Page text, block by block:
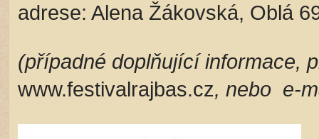
adrese: Alena Žákovská, Oblá
(případné doplňující informace,
www.festivalrajbas.cz, nebo e-